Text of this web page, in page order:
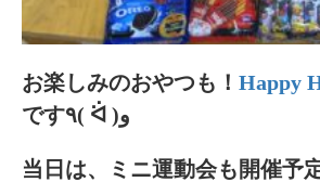
お楽しみのおやつも！ Happy
です٩( ᐛ )و
当日は、ミニ運動会も開催予